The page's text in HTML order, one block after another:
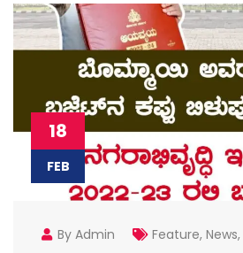
18
FEB
By Admin Feature, News,